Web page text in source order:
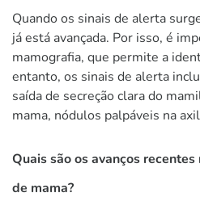
Quando os sinais de alerta
já está avançada. Por isso, é
mamografia, que permite a
entanto, os sinais de alerta
saída de secreção clara do
mama, nódulos palpáveis na
Quais são os avanços
de mama?